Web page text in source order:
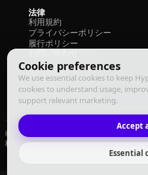
Cookie preferences
We use essential cookies to keep
cookies to understand usage,
support relevant marketing.
Accept
Essential
法律
利用規約
プライバシーポリシー
履行ポリシー
お問い合わせ
© 2026 Deemos Corporation. All rights
利用規約プライバシーポリシー履行ポリシー